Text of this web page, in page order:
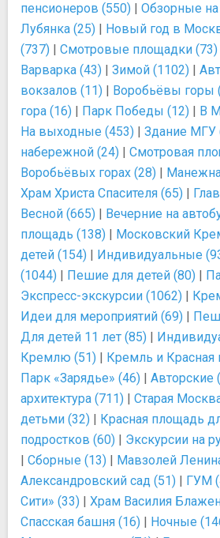
пенсионеров (550) | Обзорные на
Лубянка (25) | Новый год в
(737) | Смотровые площадки (73)
Варварка (43) | Зимой (1102) |
вокзалов (11) | Воробьёвы горы
гора (16) | Парк Победы (12) | В
На выходные (453) | Здание МГУ
набережной (24) | Смотровая
Воробьёвых горах (28) |
Храм Христа Спасителя (65) |
Весной (665) | Вечерние на
площадь (138) | Московский
детей (154) | Индивидуальные
(1044) | Пешие для детей (80) |
Экспресс-экскурсии (1062) |
Идеи для мероприятий (69) |
Для детей 11 лет (85) |
Кремлю (51) | Кремль и Красная
Парк «Зарядье» (46) | Авторские
архитектура (711) | Старая
детьми (32) | Красная площадь
подростков (60) | Экскурсии на
| Сборные (13) | Мавзолей
Александровский сад (51) | ГУМ
Сити» (33) | Храм Василия
Спасская башня (16) | Ночные